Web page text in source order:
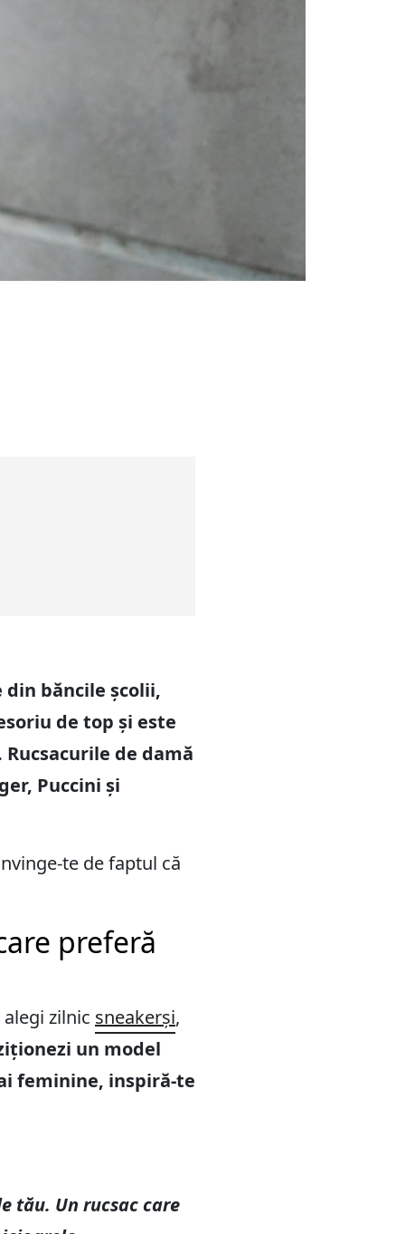
Femei Inspirații și trenduri
băncile școlii,
de top și este
de damă
Puccini și
te de faptul că
preferă
zilnic sneakerși,
un model
feminine, inspiră-te
tău. Un rucsac care